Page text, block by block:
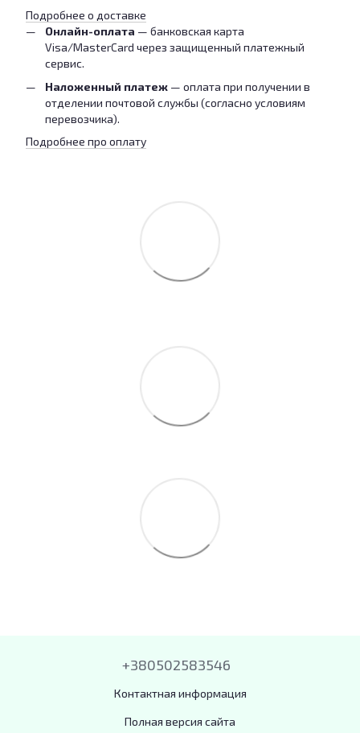
Подробнее о доставке
Онлайн-оплата — банковская карта
Visa/MasterCard через защищенный платежный
сервис.
Наложенный платеж — оплата при получении в
отделении почтовой службы (согласно условиям
перевозчика).
Подробнее про оплату
+380502583546
Контактная информация
Полная версия сайта